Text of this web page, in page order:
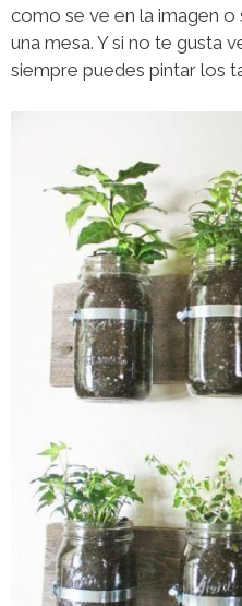
como se ve en la imagen
una mesa. Y si no te gusta
siempre puedes pintar los